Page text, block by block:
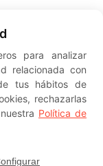
- Información sobre
y su Cantera
para analizar
relacionada con
tus hábitos de
rechazarlas
Política de